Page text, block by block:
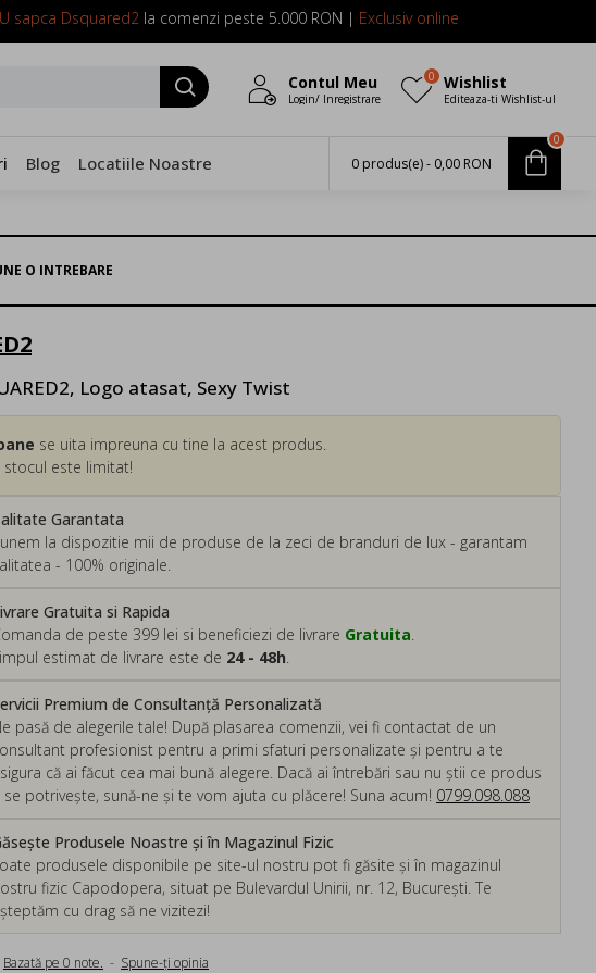
sapca Dsquared2la comenzi peste 5.000 RON | Exclusiv online
Contul Meu
Login/ Inregistrare
Wishlist
Editeaza-ti Wishlist-ul
0
Blog Locatiile Noastre 0 produs(e) - 0,00 RON
0
O INTREBARE
Logo atasat, Sexy Twist
Garantata
la dispozitie mii de produse de la zeci de branduri de lux - garantam
- 100% originale.
se uita impreuna cu tine la acest produs.
este limitat!
Premium de Consultanță Personalizată
pasă de alegerile tale! După plasarea comenzii, vei fi contactat de un
profesionist pentru a primi sfaturi personalizate și pentru a te
că ai făcut cea mai bună alegere. Dacă ai întrebări sau nu știi ce produs
se potrivește, sună-ne și te vom ajuta cu plăcere! Suna acum! 0799.098.088
Gratuita si Rapida
de peste 399 lei si beneficiezi de livrare Gratuita.
estimat de livrare este de 24 - 48h.
Produsele Noastre și în Magazinul Fizic
produsele disponibile pe site-ul nostru pot fi găsite și în magazinul
fizic Capodopera, situat pe Bulevardul Unirii, nr. 12, București. Te
cu drag să ne vizitezi!
Bazată pe 0 note. - Spune-ţi opinia